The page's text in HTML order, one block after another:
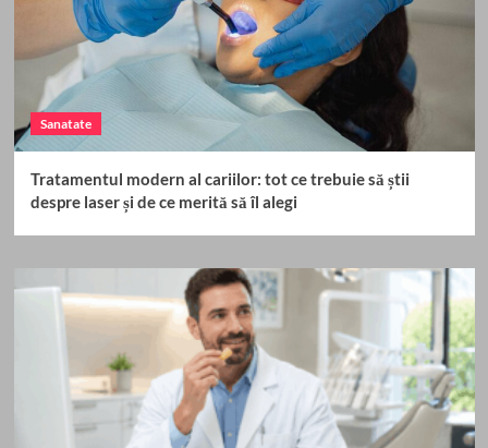
Sanatate
Tratamentul modern al cariilor: tot ce trebuie să știi
despre laser și de ce merită să îl alegi